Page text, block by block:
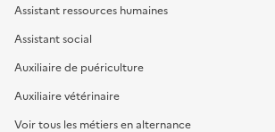
Assistant ressources humaines
Assistant social
Auxiliaire de puériculture
Auxiliaire vétérinaire
Voir tous les métiers en alternance